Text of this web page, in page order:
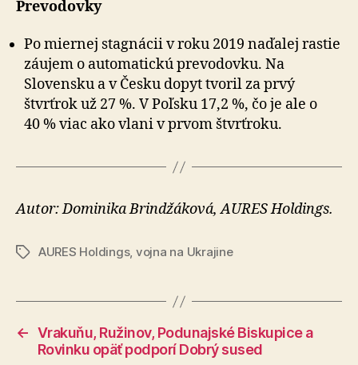
Prevodovky
Po miernej stagnácii v roku 2019 naďalej rastie
záujem o automatickú prevodovku. Na
Slovensku a v Česku dopyt tvoril za prvý
štvrťrok už 27 %. V Poľsku 17,2 %, čo je ale o
40 % viac ako vlani v prvom štvrťroku.
Autor: Dominika Brindžáková, AURES Holdings.
ZnačkyAURES Holdings, vojna na Ukrajine
← Vrakuňu, Ružinov, Podunajské Biskupice a
Rovinku opäť podporí Dobrý sused